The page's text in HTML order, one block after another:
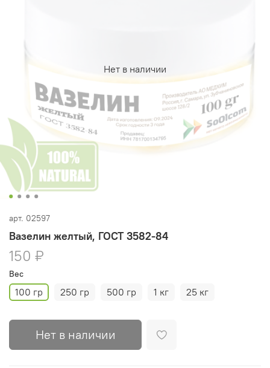
Нет в наличии
арт. 02597
Вазелин желтый, ГОСТ 3582-84
150 ₽
Вес
100 гр 250 гр 500 гр 1 кг 25 кг
Нет в наличии